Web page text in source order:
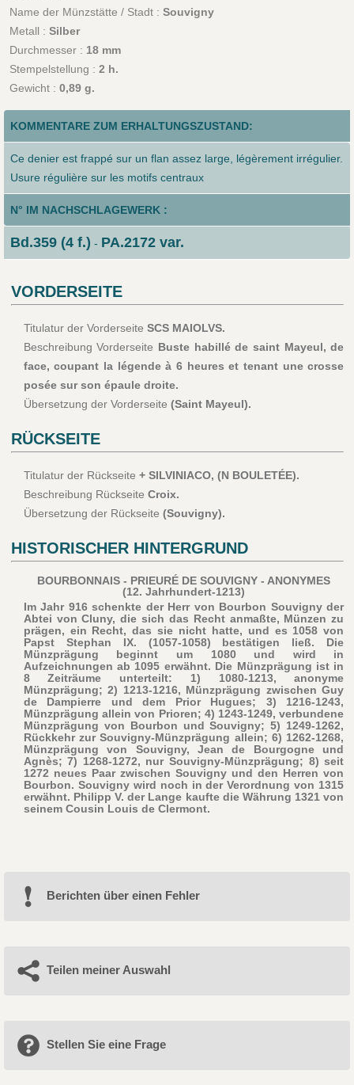
Name der Münzstätte / Stadt : Souvigny
Metall : Silber
Durchmesser : 18 mm
Stempelstellung : 2 h.
Gewicht : 0,89 g.
KOMMENTARE ZUM ERHALTUNGSZUSTAND:
Ce denier est frappé sur un flan assez large, légèrement irrégulier.
Usure régulière sur les motifs centraux
N° IM NACHSCHLAGEWERK :
Bd.359 (4 f.) - PA.2172 var.
VORDERSEITE
Titulatur der Vorderseite SCS MAIOLVS.
Beschreibung Vorderseite Buste habillé de saint Mayeul, de
face, coupant la légende à 6 heures et tenant une crosse
posée sur son épaule droite.
Übersetzung der Vorderseite (Saint Mayeul).
RÜCKSEITE
Titulatur der Rückseite + SILVINIACO, (N BOULETÉE).
Beschreibung Rückseite Croix.
Übersetzung der Rückseite (Souvigny).
HISTORISCHER HINTERGRUND
BOURBONNAIS - PRIEURÉ DE SOUVIGNY - ANONYMES
(12. Jahrhundert-1213)
Im Jahr 916 schenkte der Herr von Bourbon Souvigny der
Abtei von Cluny, die sich das Recht anmaßte, Münzen zu
prägen, ein Recht, das sie nicht hatte, und es 1058 von
Papst Stephan IX. (1057-1058) bestätigen ließ. Die
Münzprägung beginnt um 1080 und wird in
Aufzeichnungen ab 1095 erwähnt. Die Münzprägung ist in
8 Zeiträume unterteilt: 1) 1080-1213, anonyme
Münzprägung; 2) 1213-1216, Münzprägung zwischen Guy
de Dampierre und dem Prior Hugues; 3) 1216-1243,
Münzprägung allein von Prioren; 4) 1243-1249, verbundene
Münzprägung von Bourbon und Souvigny; 5) 1249-1262,
Rückkehr zur Souvigny-Münzprägung allein; 6) 1262-1268,
Münzprägung von Souvigny, Jean de Bourgogne und
Agnès; 7) 1268-1272, nur Souvigny-Münzprägung; 8) seit
1272 neues Paar zwischen Souvigny und den Herren von
Bourbon. Souvigny wird noch in der Verordnung von 1315
erwähnt. Philipp V. der Lange kaufte die Währung 1321 von
seinem Cousin Louis de Clermont.
Berichten über einen Fehler
Teilen meiner Auswahl
Stellen Sie eine Frage